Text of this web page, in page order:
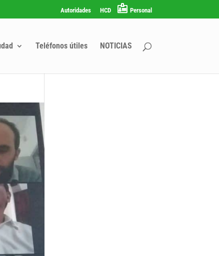
Autoridades HCD Personal
Teléfonos útiles NOTICIAS